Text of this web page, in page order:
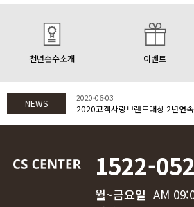
천년순수소개 이벤트
NEWS 2020-06-03
2020고객사랑브랜드대상 2년연
1522-
월~금요일 AM